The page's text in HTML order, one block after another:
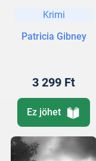
Krimi
Patricia Gibney
3 299 Ft
Ez jöhet